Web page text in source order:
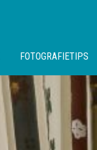
FOTOGRAFIETIPS